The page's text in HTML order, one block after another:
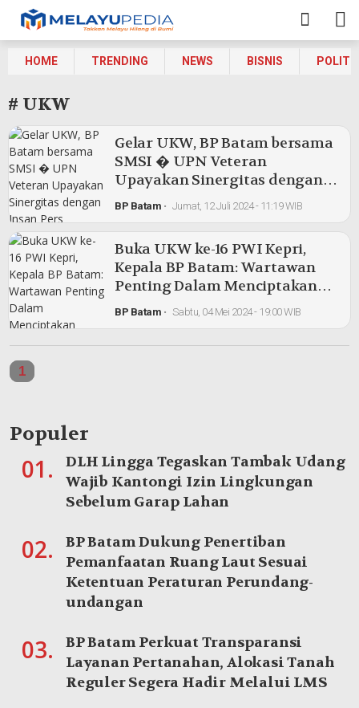
HOME TRENDING NEWS BISNIS
# UKW
Gelar UKW, BP Batam bersama
SMSI � UPN Veteran
Upayakan Sinergitas dengan
Insan Pers
BP Batam • Jumat, 12 Juli 2024 - 11:19 WIB
Buka UKW ke-16 PWI Kepri,
Kepala BP Batam: Wartawan
Penting Dalam Menciptakan
Informasi Sehat dan
BP Batam • Sabtu, 04 Mei 2024 - 19:00 WIB
1
Populer
01.
DLH Lingga Tegaskan Tambak Udang
Wajib Kantongi Izin Lingkungan
Sebelum Garap Lahan
02.
BP Batam Dukung Penertiban
Pemanfaatan Ruang Laut Sesuai
Ketentuan Peraturan Perundang-
undangan
03.
BP Batam Perkuat Transparansi
Layanan Pertanahan, Alokasi Tanah
Reguler Segera Hadir Melalui LMS